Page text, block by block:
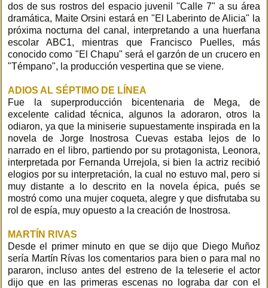
dos de sus rostros del espacio juvenil "Calle 7" a su área
dramática, Maite Orsini estará en "El Laberinto de Alicia" la
próxima nocturna del canal, interpretando a una huerfana
escolar ABC1, mientras que Francisco Puelles, más
conocido como "El Chapu" será el garzón de un crucero en
"Témpano", la producción vespertina que se viene.
ADIOS AL SÉPTIMO DE LÍNEA
Fue la superproducción bicentenaria de Mega, de
excelente calidad técnica, algunos la adoraron, otros la
odiaron, ya que la miniserie supuestamente inspirada en la
novela de Jorge Inostrosa Cuevas estaba lejos de lo
narrado en el libro, partiendo por su protagonista, Leonora,
interpretada por Fernanda Urrejola, si bien la actriz recibió
elogios por su interpretación, la cual no estuvo mal, pero si
muy distante a lo descrito en la novela épica, pués se
mostró como una mujer coqueta, alegre y que disfrutaba su
rol de espía, muy opuesto a la creación de Inostrosa.
MARTÍN RIVAS
Desde el primer minuto en que se dijo que Diego Muñoz
sería Martín Rívas los comentarios para bien o para mal no
pararon, incluso antes del estreno de la teleserie el actor
dijo que en las primeras escenas no lograba dar con el